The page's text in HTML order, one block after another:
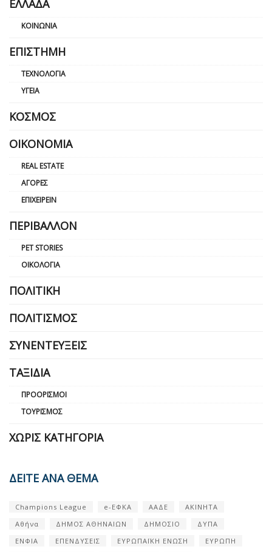
ΕΛΛΆΔΑ
ΚΟΙΝΩΝΊΑ
ΕΠΙΣΤΉΜΗ
ΤΕΧΝΟΛΟΓΊΑ
ΥΓΕΊΑ
ΚΌΣΜΟΣ
ΟΙΚΟΝΟΜΊΑ
REAL ESTATE
ΑΓΟΡΈΣ
ΕΠΙΧΕΙΡΕΊΝ
ΠΕΡΙΒΆΛΛΟΝ
PET STORIES
ΟΙΚΟΛΟΓΊΑ
ΠΟΛΙΤΙΚΉ
ΠΟΛΙΤΙΣΜΌΣ
ΣΥΝΕΝΤΕΎΞΕΙΣ
ΤΑΞΊΔΙΑ
ΠΡΟΟΡΙΣΜΟΊ
ΤΟΥΡΙΣΜΌΣ
ΧΩΡΊΣ ΚΑΤΗΓΟΡΊΑ
ΔΕΙΤΕ ΑΝΑ ΘΕΜΑ
Champions League e-ΕΦΚΑ ΑΑΔΕ
ΑΚΙΝΗΤΑ
Αθήνα
ΔΗΜΟΣ ΑΘΗΝΑΙΩΝ ΔΗΜΟΣΙΟ
ΔΥΠΑ
ΕΝΦΙΑ
ΕΠΕΝΔΥΣΕΙΣ ΕΥΡΩΠΑΪΚΗ ΕΝΩΣΗ
ΕΥΡΩΠΗ